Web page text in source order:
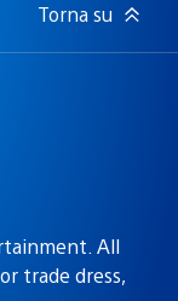
Torna su
All
trade dress,